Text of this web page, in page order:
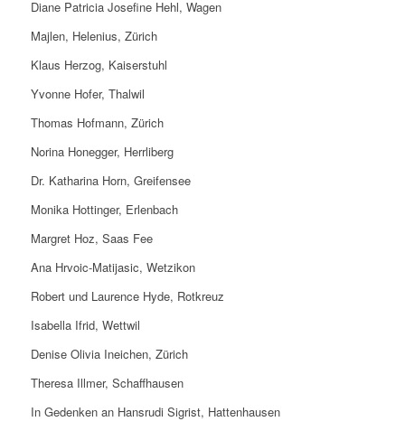
Diane Patricia Josefine Hehl, Wagen
Majlen, Helenius, Zürich
Klaus Herzog, Kaiserstuhl
Yvonne Hofer, Thalwil
Thomas Hofmann, Zürich
Norina Honegger, Herrliberg
Dr. Katharina Horn, Greifensee
Monika Hottinger, Erlenbach
Margret Hoz, Saas Fee
Ana Hrvoic-Matijasic, Wetzikon
Robert und Laurence Hyde, Rotkreuz
Isabella Ifrid, Wettwil
Denise Olivia Ineichen, Zürich
Theresa Illmer, Schaffhausen
In Gedenken an Hansrudi Sigrist, Hattenhausen